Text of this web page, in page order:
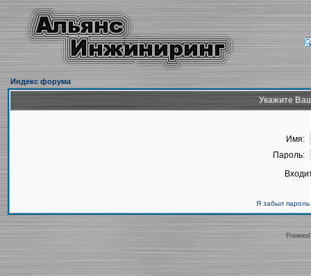
Индекс форума
Укажите
Имя:
Пароль:
Я забыл пароль